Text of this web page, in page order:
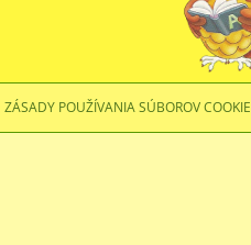
ZÁSADY POUŽÍVANIA SÚBOROV COOKIE